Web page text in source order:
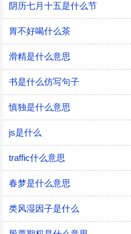
阴历七月十五是什么节
胃不好喝什么茶
滑精是什么意思
书是什么仿写句子
慎独是什么意思
js是什么
traffic什么意思
春梦是什么意思
类风湿因子是什么